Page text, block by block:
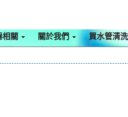
相關 關於我們 買水管清